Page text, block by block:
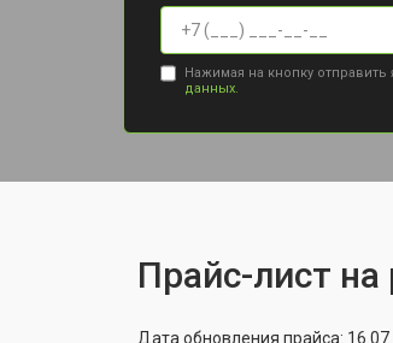
Нажимая на кнопку
данных.
Прайс-лист
Дата обновления прайса: